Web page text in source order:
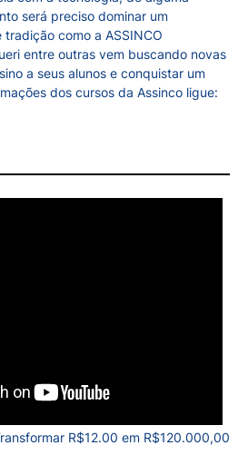
será preciso dominar um
como a ASSINCO
entre outras vem buscando novas
a seus alunos e conquistar um
dos cursos da Assinco ligue:
R$12.00 em R$120.000,00